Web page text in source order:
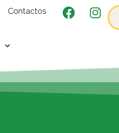
Contactos